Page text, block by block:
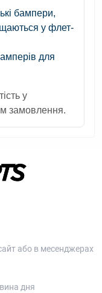
бампери,
у флет-
для
у
замовлення.
або в месенджерах
дня